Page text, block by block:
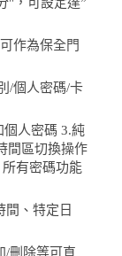
作為保全門
/個人密碼/卡
個人密碼 3.純
間區切換操作
所有密碼功能
間、特定日
/刪除等可直